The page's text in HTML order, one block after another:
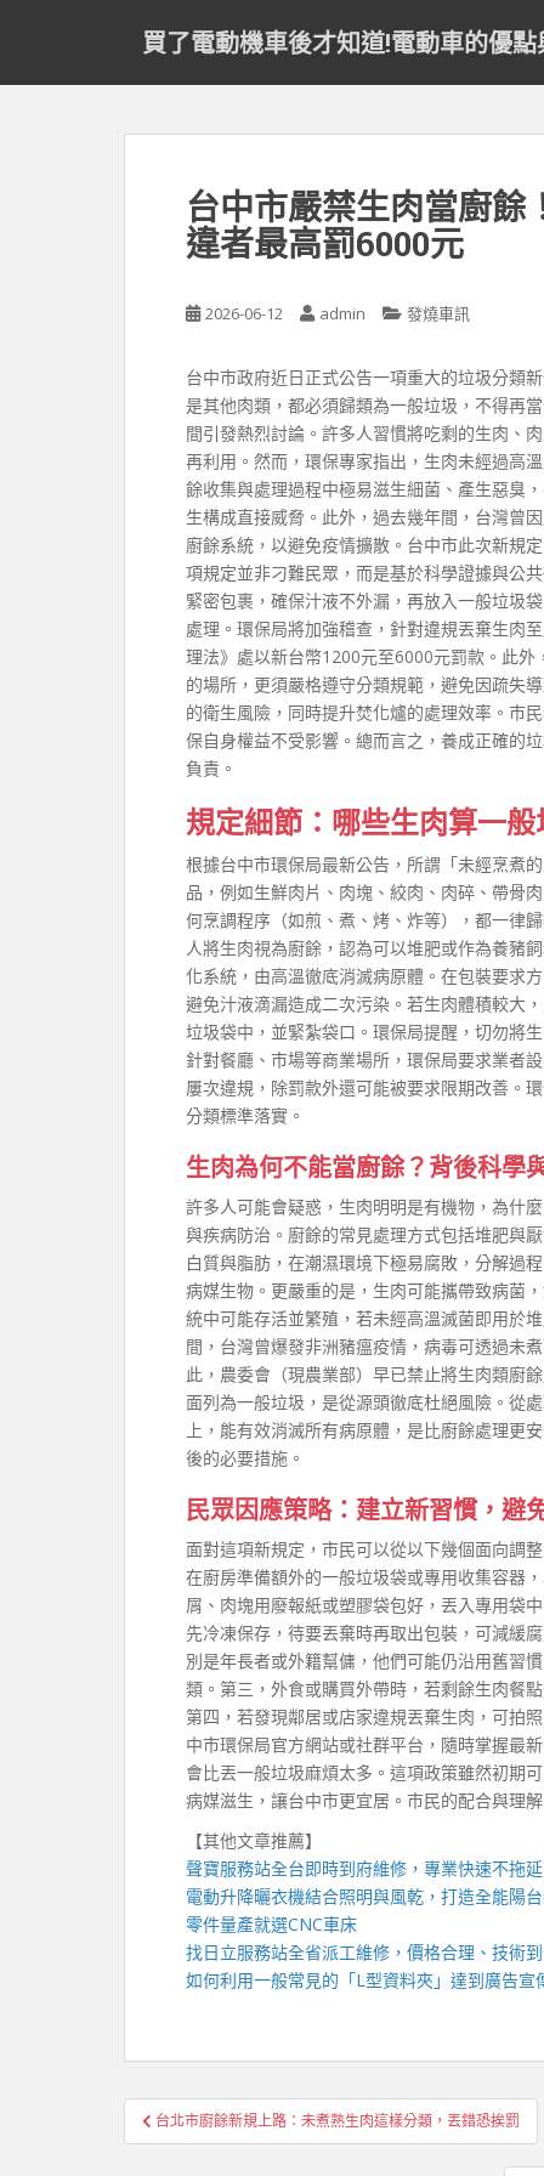
買了電動機車後才知道!電動車的優
台中市嚴禁生肉當廚餘
違者最高罰6000元
2026-06-12 admin 發燒車訊
台中市政府近日正式公告一項重大的垃圾分類
是其他肉類，都必須歸類為一般垃圾，不得再
間引發熱烈討論。許多人習慣將吃剩的生肉、
再利用。然而，環保專家指出，生肉未經過高
餘收集與處理過程中極易滋生細菌、產生惡臭
生構成直接威脅。此外，過去幾年間，台灣曾
廚餘系統，以避免疫情擴散。台中市此次新規
項規定並非刁難民眾，而是基於科學證據與公
緊密包裹，確保汁液不外漏，再放入一般垃圾
處理。環保局將加強稽查，針對違規丟棄生肉
理法》處以新台幣1200元至6000元罰款。此
的場所，更須嚴格遵守分類規範，避免因疏失
的衛生風險，同時提升焚化爐的處理效率。市
保自身權益不受影響。總而言之，養成正確的
負責。
規定細節：哪些生肉算一
根據台中市環保局最新公告，所謂「未經烹煮
品，例如生鮮肉片、肉塊、絞肉、肉碎、帶骨
何烹調程序（如煎、煮、烤、炸等），都一律
人將生肉視為廚餘，認為可以堆肥或作為養豬
化系統，由高溫徹底消滅病原體。在包裝要求
避免汁液滴漏造成二次污染。若生肉體積較大
垃圾袋中，並緊紮袋口。環保局提醒，切勿將
針對餐廳、市場等商業場所，環保局要求業者
屢次違規，除罰款外還可能被要求限期改善。
分類標準落實。
生肉為何不能當廚餘？背後科學
許多人可能會疑惑，生肉明明是有機物，為什
與疾病防治。廚餘的常見處理方式包括堆肥與
白質與脂肪，在潮濕環境下極易腐敗，分解過
病媒生物。更嚴重的是，生肉可能攜帶致病菌
統中可能存活並繁殖，若未經高溫滅菌即用於
間，台灣曾爆發非洲豬瘟疫情，病毒可透過未
此，農委會（現農業部）早已禁止將生肉類廚
面列為一般垃圾，是從源頭徹底杜絕風險。從
上，能有效消滅所有病原體，是比廚餘處理更
後的必要措施。
民眾因應策略：建立新習慣，避
面對這項新規定，市民可以從以下幾個面向調
在廚房準備額外的一般垃圾袋或專用收集容器
屑、肉塊用廢報紙或塑膠袋包好，丟入專用袋
先冷凍保存，待要丟棄時再取出包裝，可減緩
別是年長者或外籍幫傭，他們可能仍沿用舊習
類。第三，外食或購買外帶時，若剩餘生肉餐
第四，若發現鄰居或店家違規丟棄生肉，可拍
中市環保局官方網站或社群平台，隨時掌握最
會比丟一般垃圾麻煩太多。這項政策雖然初期
病媒滋生，讓台中市更宜居。市民的配合與理
【其他文章推薦】
聲寶服務站全台即時到府維修，專業快速不拖延
電動升降曬衣機結合照明與風乾，打造全能陽
零件量產就選CNC車床
找日立服務站全省派工維修，價格合理、技術到
如何利用一般常見的「L型資料夾」達到廣告宣
文
章
台北市廚餘新規上路：未煮熟生肉這樣分類，丟錯恐挨罰